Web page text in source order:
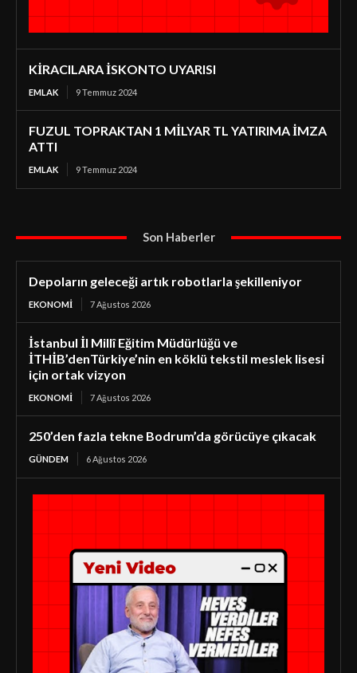
KİRACILARA İSKONTO UYARISI
EMLAK 9 Temmuz 2024
FUZUL TOPRAKTAN 1 MİLYAR TL YATIRIMA İMZA
ATTI
EMLAK 9 Temmuz 2024
Son Haberler
Depoların geleceği artık robotlarla şekilleniyor
EKONOMI 7 Ağustos 2026
İstanbul İl Millî Eğitim Müdürlüğü ve
İTHİB’denTürkiye’nin en köklü tekstil meslek lisesi
için ortak vizyon
EKONOMI 7 Ağustos 2026
250’den fazla tekne Bodrum’da görücüye çıkacak
GÜNDEM 6 Ağustos 2026